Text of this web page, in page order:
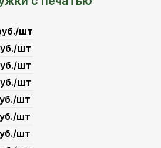
шт
шт
шт
шт
шт
шт
шт